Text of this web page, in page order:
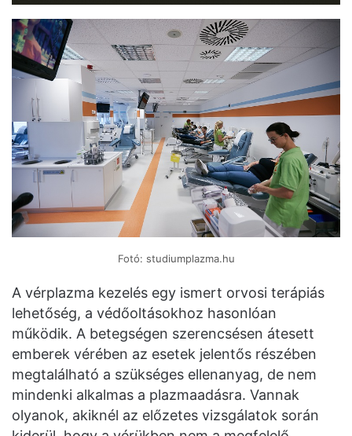
Fotó: studiumplazma.hu
A vérplazma kezelés egy ismert orvosi terápiás
lehetőség, a védőoltásokhoz hasonlóan
működik. A betegségen szerencsésen átesett
emberek vérében az esetek jelentős részében
megtalálható a szükséges ellenanyag, de nem
mindenki alkalmas a plazmaadásra. Vannak
olyanok, akiknél az előzetes vizsgálatok során